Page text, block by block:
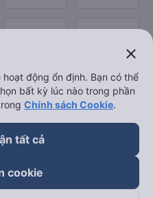
close
động ổn định. Bạn có thể
bất kỳ lúc nào trong phần
Chính sách Cookie.
tất cả
cookie